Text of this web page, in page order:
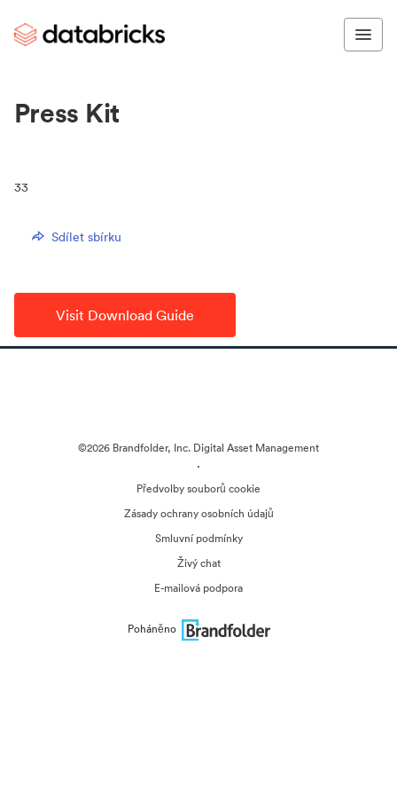
Press Kit
33
Sdílet sbírku
Visit Download Guide
©2026 Brandfolder, Inc. Digital Asset Management
·
Předvolby souborů cookie
Zásady ochrany osobních údajů
Smluvní podmínky
Živý chat
E-mailová podpora
Poháněno